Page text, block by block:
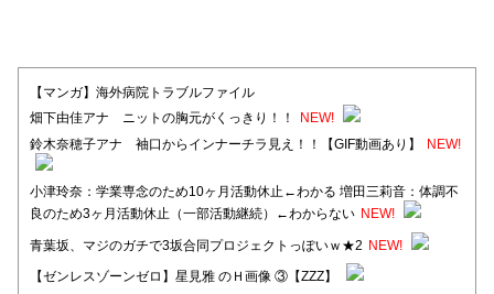
【マンガ】海外病院トラブルファイル
畑下由佳アナ ニットの胸元がくっきり！！
NEW!
鈴木奈穂子アナ 袖口からインナーチラ見え！！【GIF動画あり】
NEW!
小津玲奈：学業専念のため10ヶ月活動休止←わかる 増田三莉音：体調不
良のため3ヶ月活動休止（一部活動継続）←わからない NEW!
青葉坂、マジのガチで3坂合同プロジェクトっぽいｗ★2 NEW!
【ゼンレスゾーンゼロ】星見雅 のＨ画像 ③【ZZZ】